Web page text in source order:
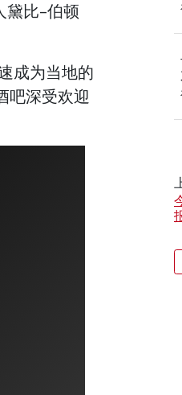
黛比-伯顿
成为当地的
吧深受欢迎